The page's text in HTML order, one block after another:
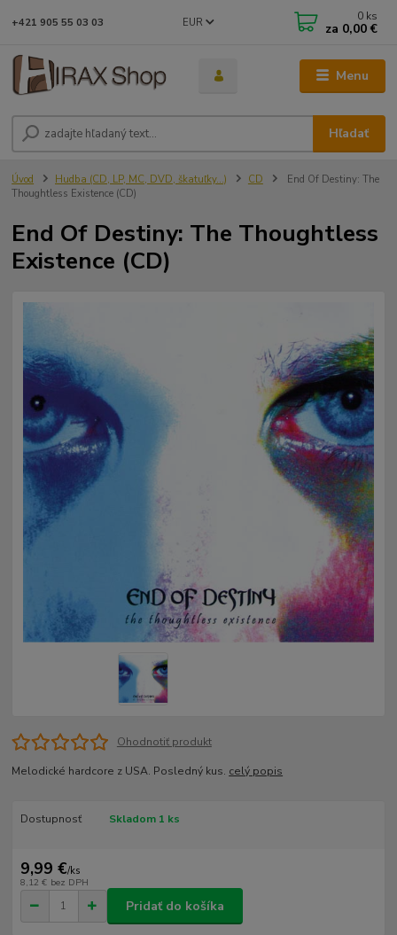
Menu
EUR
Hľadať
+421 905 55 03 03 0 ks
za 0,00 €
Úvod Hudba (CD, LP, MC, DVD, škatuľky...) CD
End Of Destiny: The
Thoughtless Existence (CD)
End Of Destiny: The Thoughtless
Existence (CD)
Ohodnotiť produkt
Melodické hardcore z USA. Posledný kus. celý popis
Dostupnosť Skladom 1 ks
9,99 €/ks
8,12 € bez DPH
Pridať do košíka